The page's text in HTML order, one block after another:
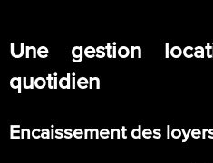
Une gestion
quotidien
Encaissement des